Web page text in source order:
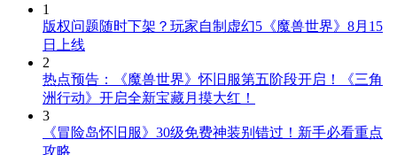
1
版权问题随时下架？玩家自制虚幻5《魔兽世界》8月15
日上线
2
热点预告：《魔兽世界》怀旧服第五阶段开启！《三角
洲行动》开启全新宝藏月摸大红！
3
《冒险岛怀旧服》30级免费神装别错过！新手必看重点
攻略